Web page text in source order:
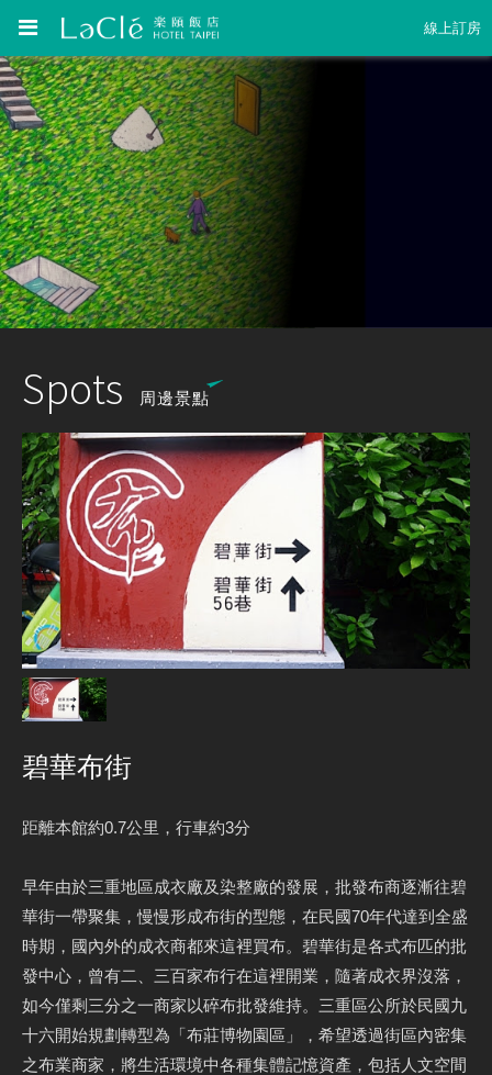
線上訂房
Spots 周邊景點
碧華布街
距離本館約0.7公里，行車約3分
早年由於三重地區成衣廠及染整廠的發展，批發布商逐漸往碧
華街一帶聚集，慢慢形成布街的型態，在民國70年代達到全盛
時期，國內外的成衣商都來這裡買布。碧華街是各式布匹的批
發中心，曾有二、三百家布行在這裡開業，隨著成衣界沒落，
如今僅剩三分之一商家以碎布批發維持。三重區公所於民國九
十六開始規劃轉型為「布莊博物園區」，希望透過街區內密集
之布業商家，將生活環境中各種集體記憶資產，包括人文空間